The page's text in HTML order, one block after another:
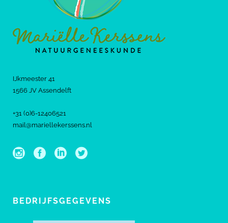
IJkmeester 41
1566 JV Assendelft
+31 (0)6-12406521
mail@mariellekerssens.nl
BEDRIJFSGEGEVENS